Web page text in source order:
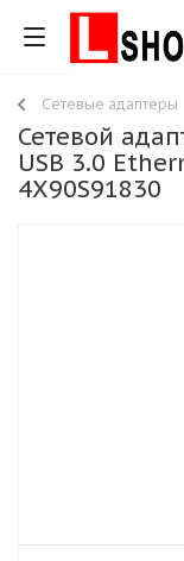
Сетевые адаптеры
Сетевой
USB 3.0
4X90S91830